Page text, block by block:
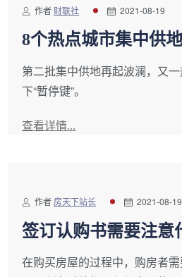
作者 财联社 2021-08-19
8个热点城市集中供
第二批集中供地再起波澜，又
下“暂停键”。
查看详情...
作者 房天下站长 2021-08-19
签订认购书需要注意
在购买房屋的过程中，购房者